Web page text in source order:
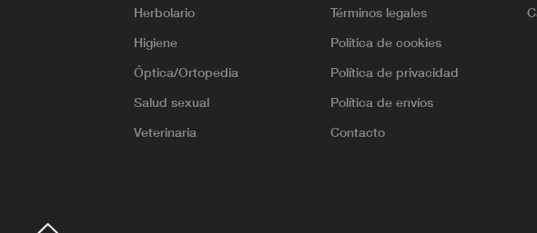
Herbolario
Higiene
Óptica/Ortopedia
Salud sexual
Veterinaria
Términos legales
Política de cookies
Política de privacidad
Política de envíos
Contacto